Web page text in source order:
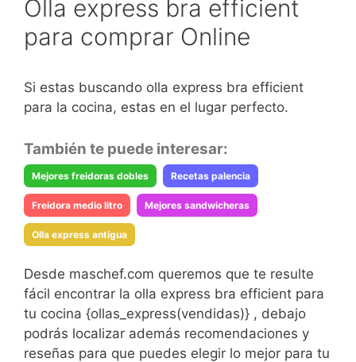
Olla express bra efficient
para comprar Online
Si estas buscando olla express bra efficient
para la cocina, estas en el lugar perfecto.
También te puede interesar:
Mejores freidoras dobles Recetas palencia
Freidora medio litro Mejores sandwicheras
Olla express antigua
Desde maschef.com queremos que te resulte
fácil encontrar la olla express bra efficient para
tu cocina {ollas_express(vendidas)} , debajo
podrás localizar además recomendaciones y
reseñas para que puedes elegir lo mejor para tu